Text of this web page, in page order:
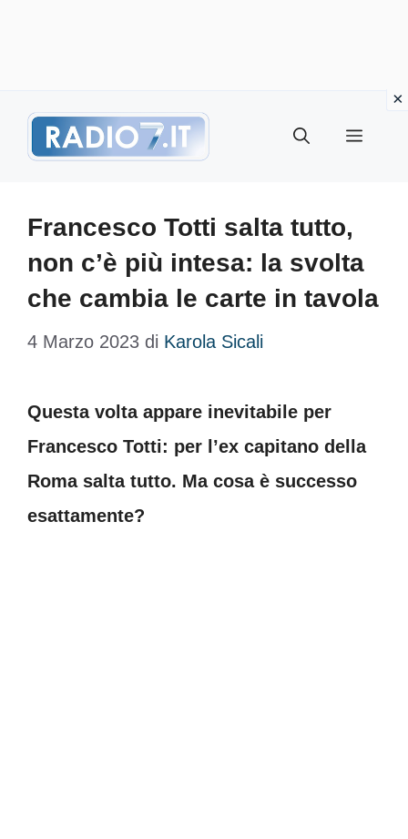
Menu
Francesco Totti salta tutto,
non c’è più intesa: la svolta
che cambia le carte in tavola
4 Marzo 2023 di Karola Sicali
Questa volta appare inevitabile per
Francesco Totti: per l’ex capitano della
Roma salta tutto. Ma cosa è successo
esattamente?